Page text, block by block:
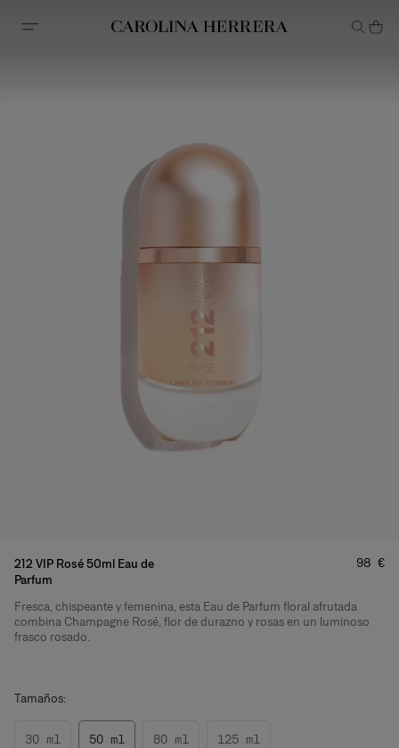
Declaración de accesibilidad (enlace)
212 VIP Rosé 50ml Eau de
Parfum
Precio
98 €
Tamaños:
30 ml 50 ml 80 ml 125 ml
Detalles del producto
Fresca, chispeante y femenina, esta Eau de Parfum floral afrutada
combina Champagne Rosé, flor de durazno y rosas en un luminoso
frasco rosado.